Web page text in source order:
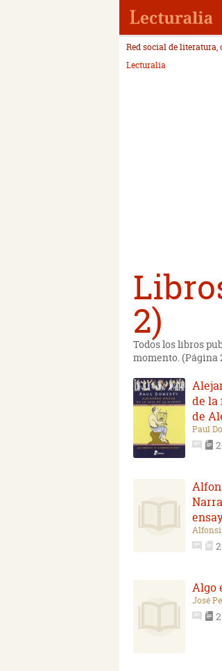
Red social de
Lecturalia
2)
Todos los libros
momento. (Página
de la
de
Paul
Algo
José